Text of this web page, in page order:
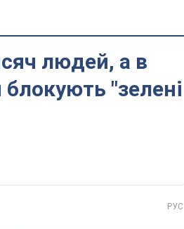
людей, а в
блокують "зелені
РУС